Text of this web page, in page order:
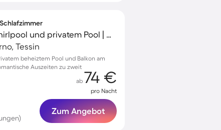
Schlafzimmer
Ferienwohnung mit Whirlpool und privatem Pool | Naturblick
Tessin
beheiztem Pool und Balkon am
Auszeiten zu zweit
ab 74 €
pro Nacht
Zum Angebot